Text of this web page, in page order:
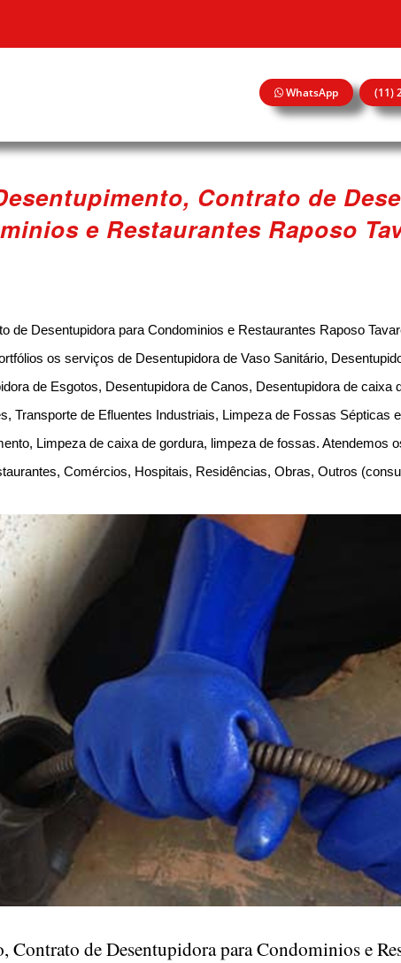
WhatsApp (11)
Contrato de
e Restaurantes Raposo
de Desentupidora para Condominios e Restaurantes Raposo
os serviços de Desentupidora de Vaso Sanitário,
de Esgotos, Desentupidora de Canos, Desentupidora de caixa
Transporte de Efluentes Industriais, Limpeza de Fossas Sépticas
Limpeza de caixa de gordura, limpeza de fossas. Atendemos
Comércios, Hospitais, Residências, Obras, Outros
Contrato de Desentupidora para Condominios e